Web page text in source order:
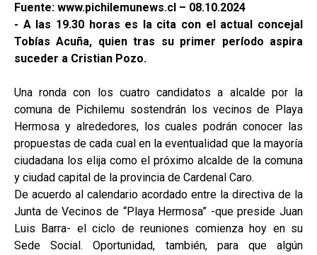
Fuente: www.pichilemunews.cl – 08.10.2024
- A las 19.30 horas es la cita con el actual concejal
Tobías Acuña, quien tras su primer período aspira
suceder a Cristian Pozo.
Una ronda con los cuatro candidatos a alcalde por la
comuna de Pichilemu sostendrán los vecinos de Playa
Hermosa y alrededores, los cuales podrán conocer las
propuestas de cada cual en la eventualidad que la mayoría
ciudadana los elija como el próximo alcalde de la comuna
y ciudad capital de la provincia de Cardenal Caro.
De acuerdo al calendario acordado entre la directiva de la
Junta de Vecinos de “Playa Hermosa” -que preside Juan
Luis Barra- el ciclo de reuniones comienza hoy en su
Sede Social. Oportunidad, también, para que algún